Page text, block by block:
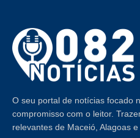
O seu portal de notícias focado
compromisso com o leitor.
relevantes de Maceió, Alagoas